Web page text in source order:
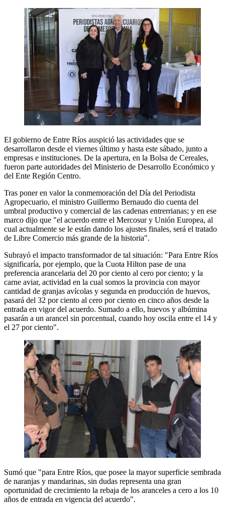
El gobierno de Entre Ríos auspició las actividades que se
desarrollaron desde el viernes último y hasta este sábado, junto a
empresas e instituciones. De la apertura, en la Bolsa de Cereales,
fueron parte autoridades del Ministerio de Desarrollo Económico y
del Ente Región Centro.
Tras poner en valor la conmemoración del Día del Periodista
Agropecuario, el ministro Guillermo Bernaudo dio cuenta del
umbral productivo y comercial de las cadenas entrerrianas; y en ese
marco dijo que "el acuerdo entre el Mercosur y Unión Europea, al
cual actualmente se le están dando los ajustes finales, será el tratado
de Libre Comercio más grande de la historia".
Subrayó el impacto transformador de tal situación: "Para Entre Ríos
significaría, por ejemplo, que la Cuota Hilton pase de una
preferencia arancelaria del 20 por ciento al cero por ciento; y la
carne aviar, actividad en la cual somos la provincia con mayor
cantidad de granjas avícolas y segunda en producción de huevos,
pasará del 32 por ciento al cero por ciento en cinco años desde la
entrada en vigor del acuerdo. Sumado a ello, huevos y albúmina
pasarán a un arancel sin porcentual, cuando hoy oscila entre el 14 y
el 27 por ciento".
Sumó que "para Entre Ríos, que posee la mayor superficie sembrada
de naranjas y mandarinas, sin dudas representa una gran
oportunidad de crecimiento la rebaja de los aranceles a cero a los 10
años de entrada en vigencia del acuerdo".